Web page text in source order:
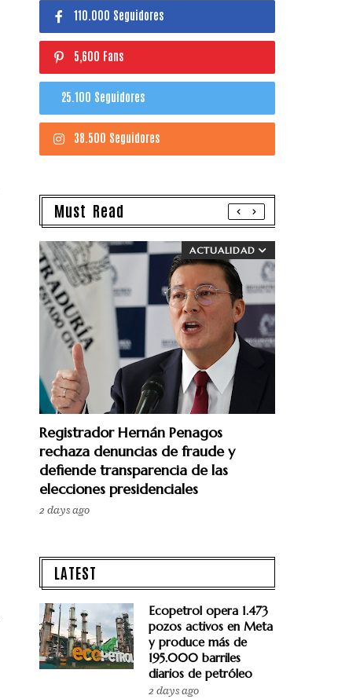
110.000 Seguidores
5,600 Fans
25.100 Seguidores
38.500 Seguidores
Must Read
ACTUALIDAD
Registrador Hernán Penagos
rechaza denuncias de fraude y
defiende transparencia de las
elecciones presidenciales
2 days ago
LATEST
Ecopetrol opera 1.473
pozos activos en Meta
y produce más de
195.000 barriles
diarios de petróleo
2 days ago